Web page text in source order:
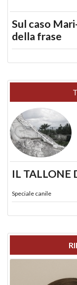
Sul caso
della frase
IL TALLONE
Speciale canile